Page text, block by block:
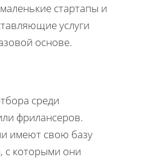
стартапы и
услуги
основе.
среди
фрилансеров.
имеют свою базу
с которыми они